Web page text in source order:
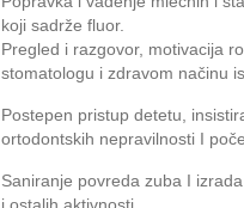
koji sadrže fluor.
Pregled i razgovor, motivacija
stomatologu i zdravom načinu
Postepen pristup detetu,
ortodontskih nepravilnosti I
Saniranje povreda zuba I